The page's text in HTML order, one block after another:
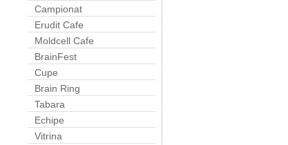
Campionat
Erudit Cafe
Moldcell Cafe
BrainFest
Cupe
Brain Ring
Tabara
Echipe
Vitrina